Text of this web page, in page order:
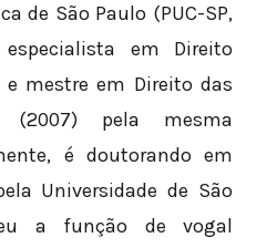
de São Paulo (PUC-SP,
em Direito
e mestre em Direito das
(2007) pela mesma
é doutorando em
Universidade de São
a função de vogal